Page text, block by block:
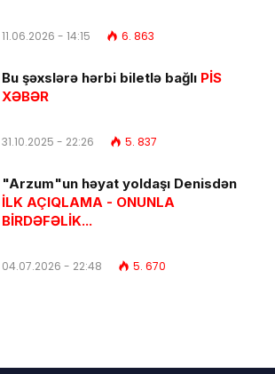
11.06.2026 - 14:15 6. 863
Bu şəxslərə hərbi biletlə bağlı PİS
XƏBƏR
31.10.2025 - 22:26 5. 837
"Arzum"un həyat yoldaşı Denisdən
İLK AÇIQLAMA - ONUNLA
BİRDƏFƏLİK...
04.07.2026 - 22:48 5. 670